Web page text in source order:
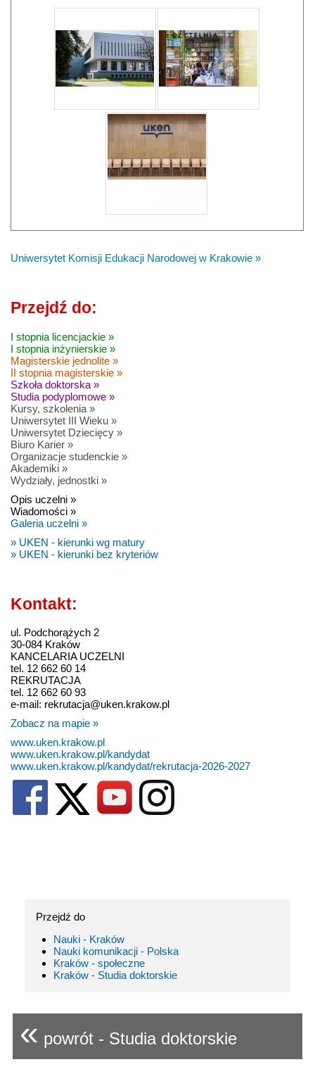
Uniwersytet Komisji Edukacji Narodowej w Krakowie »
Przejdź do:
I stopnia licencjackie »
I stopnia inżynierskie »
Magisterskie jednolite »
II stopnia magisterskie »
Szkoła doktorska »
Studia podyplomowe »
Kursy, szkolenia »
Uniwersytet III Wieku »
Uniwersytet Dziecięcy »
Biuro Karier »
Organizacje studenckie »
Akademiki »
Wydziały, jednostki »
Opis uczelni »
Wiadomości »
Galeria uczelni »
» UKEN - kierunki wg matury
» UKEN - kierunki bez kryteriów
Kontakt:
ul. Podchorążych 2
30-084 Kraków
KANCELARIA UCZELNI
tel. 12 662 60 14
REKRUTACJA
tel. 12 662 60 93
e-mail: rekrutacja@uken.krakow.pl
Zobacz na mapie »
www.uken.krakow.pl
www.uken.krakow.pl/kandydat
www.uken.krakow.pl/kandydat/rekrutacja-2026-2027
Przejdź do
Nauki - Kraków
Nauki komunikacji - Polska
Kraków - społeczne
Kraków - Studia doktorskie
« powrót - Studia doktorskie